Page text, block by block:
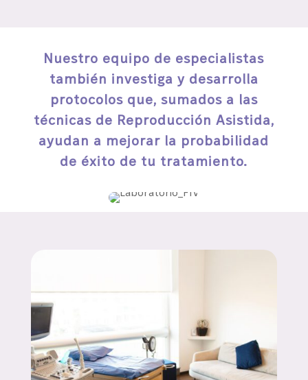
Nuestro equipo de especialistas
también investiga y desarrolla
protocolos que, sumados a las
técnicas de Reproducción Asistida,
ayudan a mejorar la probabilidad
de éxito de tu tratamiento.